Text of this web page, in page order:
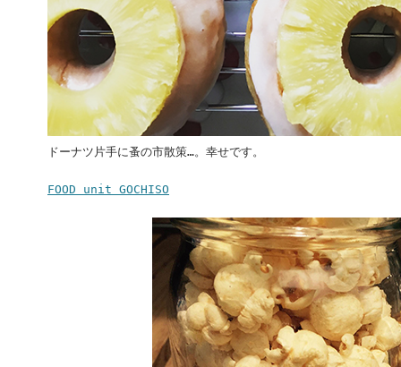
ドーナツ片手に蚤の市散策…。幸せです。
FOOD unit GOCHISO